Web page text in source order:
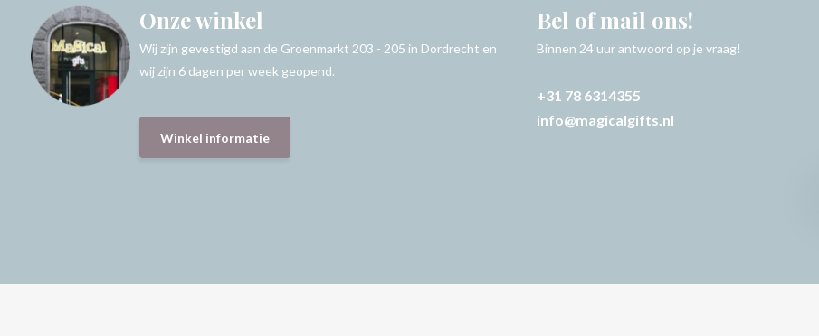
Onze winkel
Wij zijn gevestigd aan de Groenmarkt 203 - 205 in Dordrecht en
wij zijn 6 dagen per week geopend.
Winkel informatie
Bel of mail ons!
Binnen 24 uur antwoord op je vraag!
+31 78 6314355
info@magicalgifts.nl